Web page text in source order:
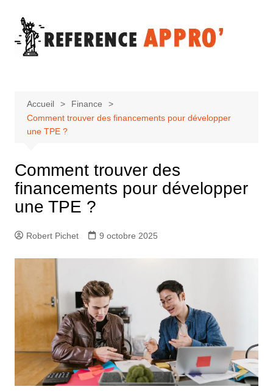
contenu
Accueil
Finance
Comment trouver des financements pour développer
une TPE ?
Comment trouver des
financements pour développer
une TPE ?
Robert Pichet 9 octobre 2025